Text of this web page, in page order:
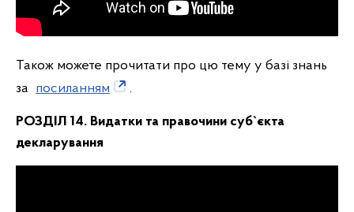
Також можете прочитати про цю тему у базі знань
за посиланням .
РОЗДІЛ 14. Видатки та правочини суб`єкта
декларування